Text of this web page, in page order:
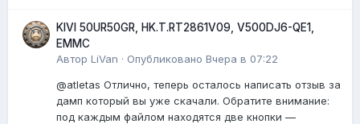
KIVI 50UR50GR, HK.T.RT2861V09, V500DJ6-QE1,
EMMC
Автор LiVan · Опубликовано Вчера в 07:22
@atletas Отлично, теперь осталось написать отзыв за
дамп который вы уже скачали. Обратите внимание:
под каждым файлом находятся две кнопки —